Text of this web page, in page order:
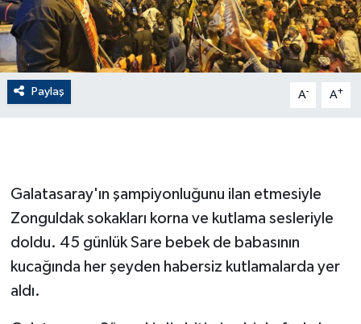
Paylaş A- A+
Galatasaray'ın şampiyonluğunu ilan etmesiyle
Zonguldak sokakları korna ve kutlama sesleriyle
doldu. 45 günlük Sare bebek de babasının
kucağında her şeyden habersiz kutlamalarda yer
aldı.
English News
Finans
GENEL
GÜNDEM
HABERDE İNSAN